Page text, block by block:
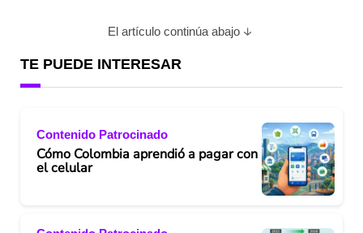
El artículo continúa abajo
TE PUEDE INTERESAR
Contenido Patrocinado
Cómo Colombia aprendió a pagar con
el celular